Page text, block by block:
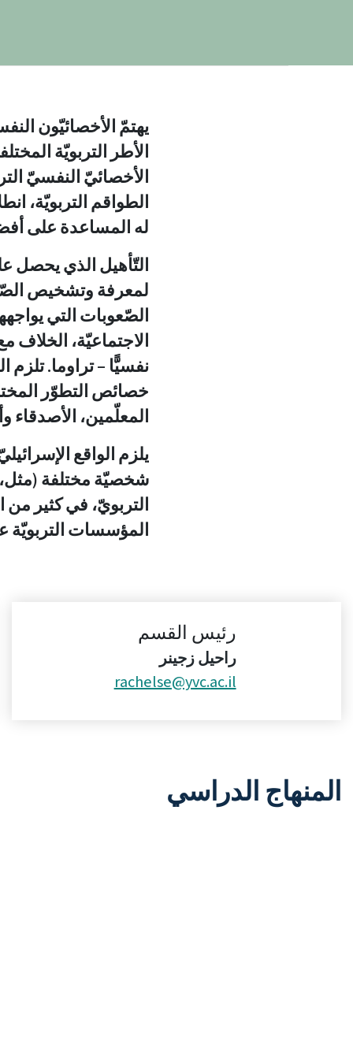
يهتمّ الأخصائيّون
الأطر التربويّة
الأخصائيّ النفسيّ
الطواقم التربويّة،
له المساعدة على
التّأهيل الذي يحصل
لمعرفة وتشخيص
الصّعوبات التي
الاجتماعيّة، الخلاف
نفسيًّا – تراوما.
خصائص التطوّر
المعلّمين،
يلزم الواقع
شخصيّة مختلفة (مثل،
التربويّ، في كثير
المؤسسات التربويّة
رئيس القسم
راحيل زجينر
rachelse@yvc.ac.il
المنهاج الدراسي